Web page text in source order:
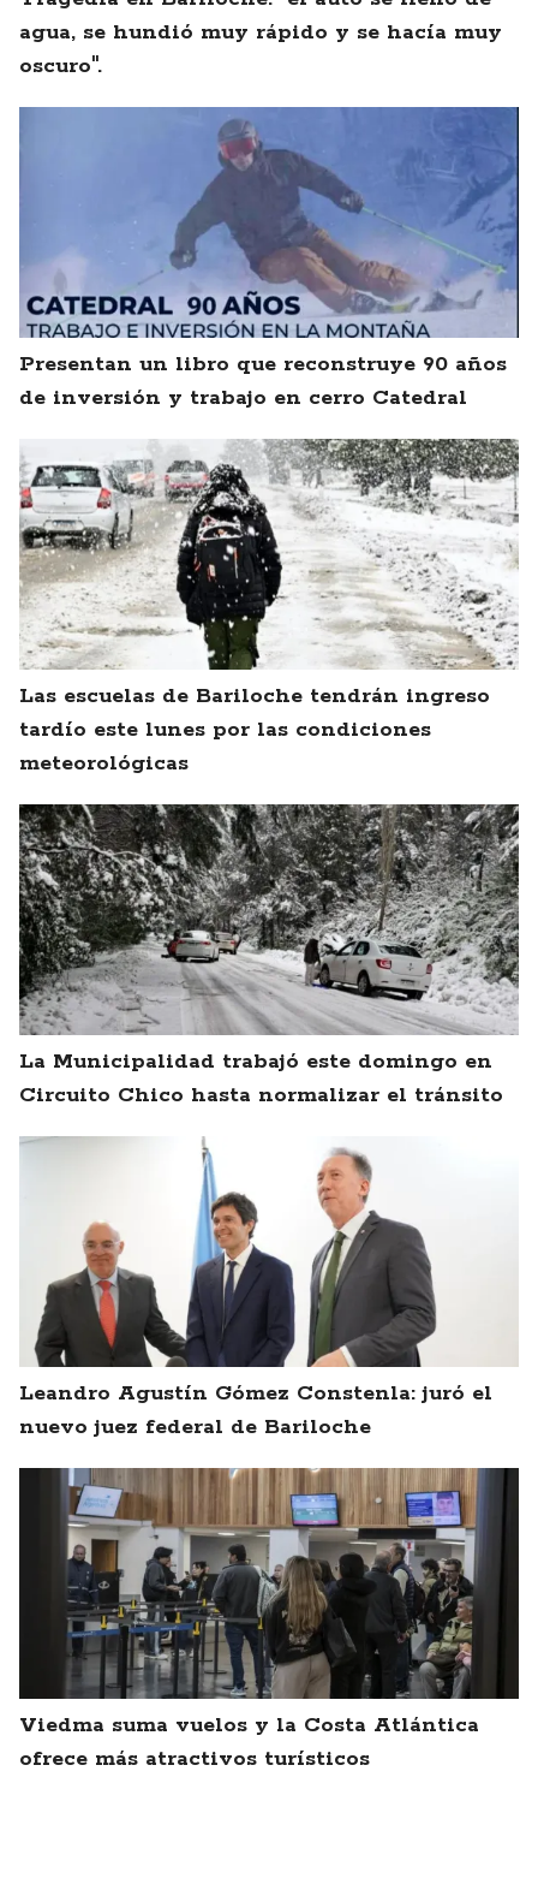
agua, se hundió muy rápido y se hacía muy
oscuro".
Presentan un libro que reconstruye 90 años
de inversión y trabajo en cerro Catedral
Las escuelas de Bariloche tendrán ingreso
tardío este lunes por las condiciones
meteorológicas
La Municipalidad trabajó este domingo en
Circuito Chico hasta normalizar el tránsito
Leandro Agustín Gómez Constenla: juró el
nuevo juez federal de Bariloche
Viedma suma vuelos y la Costa Atlántica
ofrece más atractivos turísticos